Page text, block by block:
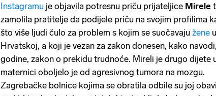
Instagramu je objavila potresnu priču prijateljice Mirele
zamolila pratitelje da podijele priču na svojim profilima
što više ljudi čulo za problem s kojim se suočavaju žene u
Hrvatskoj, a koji je vezan za zakon donesen, kako
godine, zakon o prekidu trudnoće. Mireli je drugo dijete
maternici oboljelo je od agresivnog tumora na mozgu.
Zagrebačke bolnice kojima se obratila odbile su joj